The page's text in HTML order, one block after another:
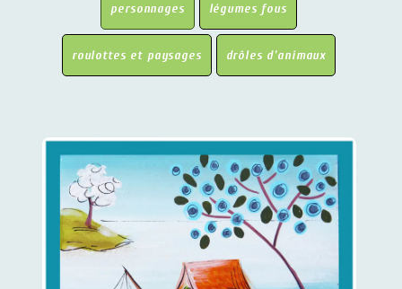
personnages légumes fous
roulottes et paysages drôles d'animaux